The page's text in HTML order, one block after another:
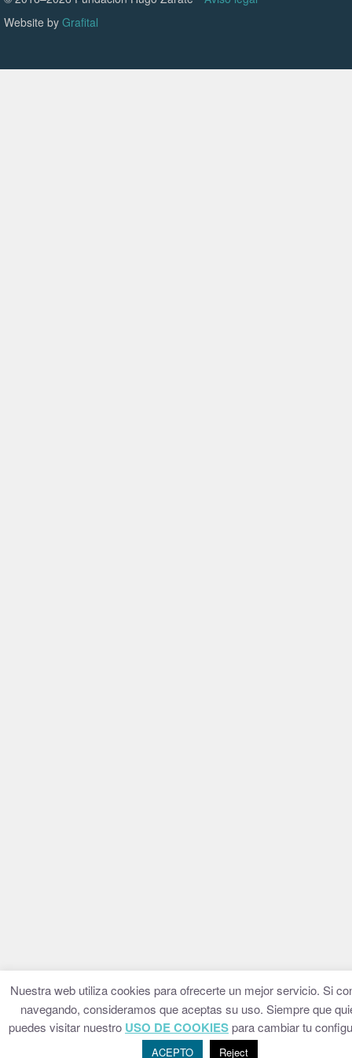
Website by Grafital
Nuestra web utiliza cookies para ofrecerte un mejor servicio. Si
navegando, consideramos que aceptas su uso. Siempre que
puedes visitar nuestro USO DE COOKIESpara cambiar tu
ACEPTO Reject